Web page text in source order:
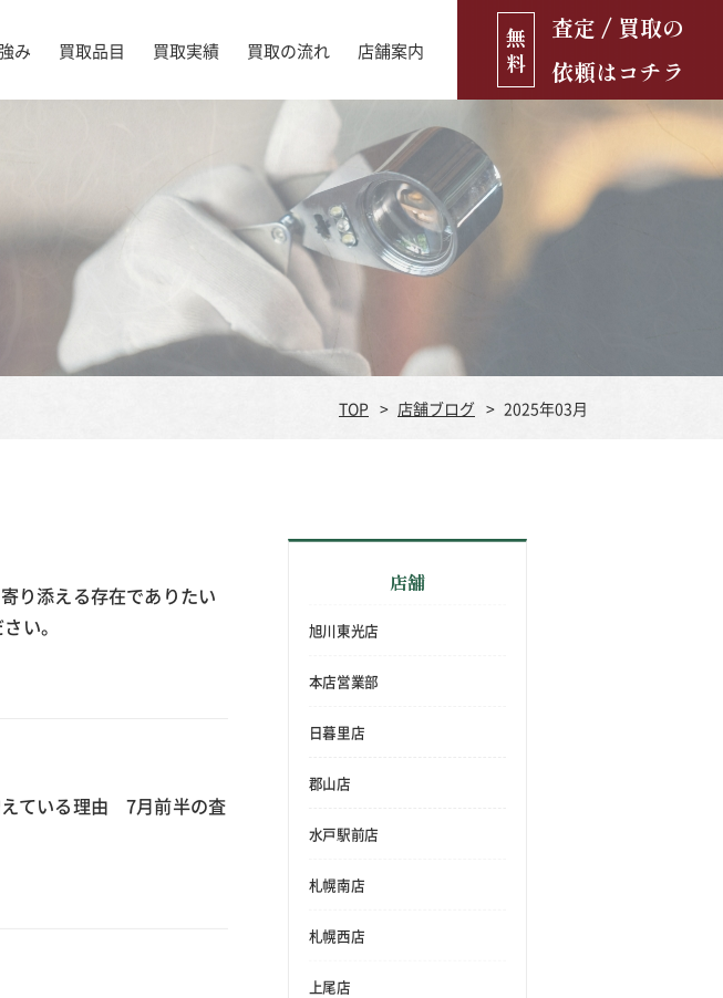
み 買取品目
古銭・古紙幣
古いおもちゃ・人形 遺品買取
時計 ブランド品 食器
ブランド家具
買取実績 買取の流れ 店舗案内
店舗ブログ お役立ち情報
無
料
査定 / 買取の
依頼はコチラ
TOP 店舗ブログ 2025年03月
り添える存在でありたい
い。
ている理由 7月前半の査
店舗
旭川東光店
本店営業部
日暮里店
郡山店
水戸駅前店
札幌南店
札幌西店
上尾店